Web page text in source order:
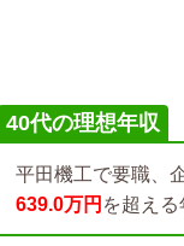
40代の理想年収
平田機工で要職、
639.0万円 を超える